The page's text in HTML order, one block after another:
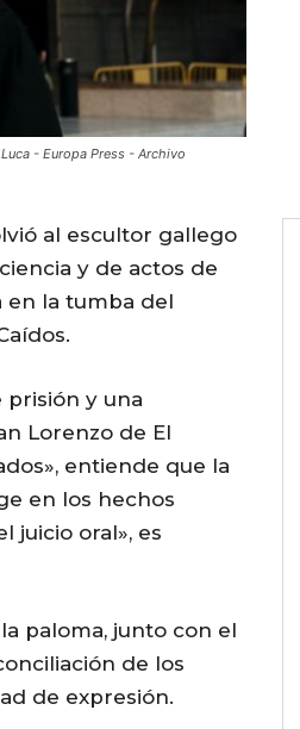
- Europa Press - Archivo
al escultor gallego
y de actos de
en la tumba del
prisión y una
Lorenzo de El
entiende que la
en los hechos
juicio oral», es
paloma, junto con el
de los
de expresión.